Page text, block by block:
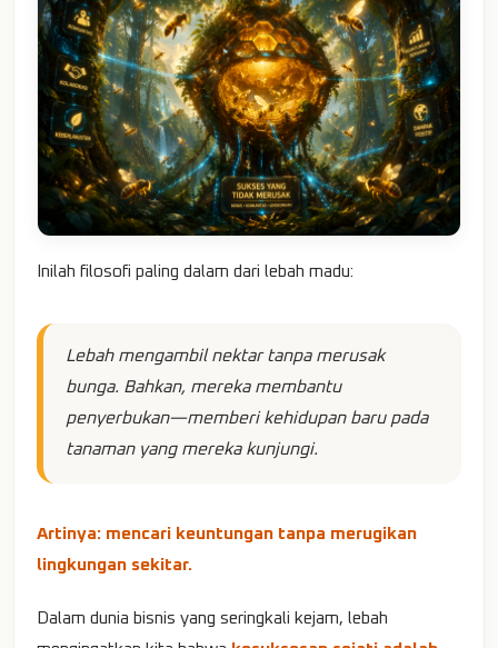
Inilah filosofi paling dalam dari lebah madu:
Lebah mengambil nektar tanpa merusak
bunga. Bahkan, mereka membantu
penyerbukan—memberi kehidupan baru pada
tanaman yang mereka kunjungi.
Artinya: mencari keuntungan tanpa merugikan
lingkungan sekitar.
Dalam dunia bisnis yang seringkali kejam, lebah